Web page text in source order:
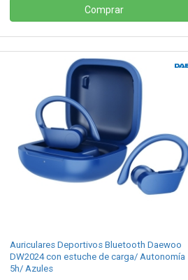
Comprar
Auriculares Deportivos Bluetooth Daewoo
DW2024 con estuche de carga/ Autonomía
5h/ Azules